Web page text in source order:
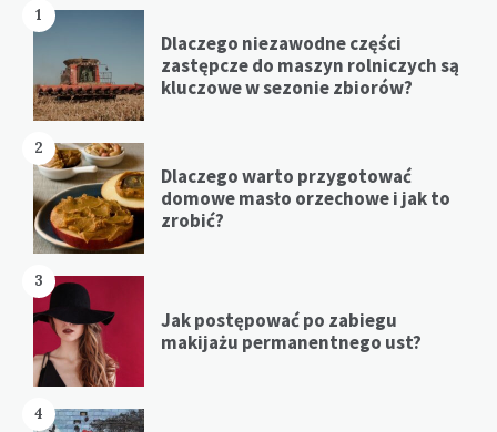
1
Dlaczego niezawodne części
zastępcze do maszyn rolniczych są
kluczowe w sezonie zbiorów?
2
Dlaczego warto przygotować
domowe masło orzechowe i jak to
zrobić?
3
Jak postępować po zabiegu
makijażu permanentnego ust?
4